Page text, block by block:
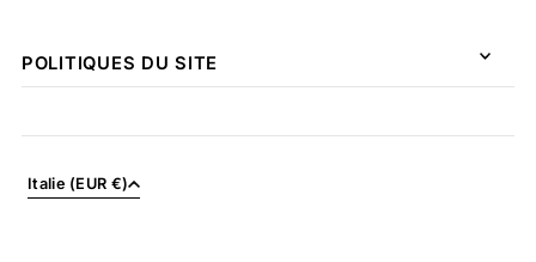
POLITIQUES DU SITE
Italie (EUR €)